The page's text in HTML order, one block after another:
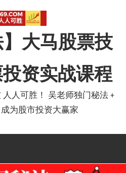
】大马股票技
资实战课程
人人可胜！ 吴老师独门秘法 +
为股市投资大赢家